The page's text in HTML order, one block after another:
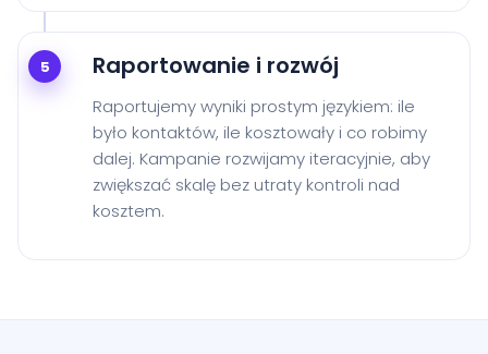
5 Raportowanie i rozwój
Raportujemy wyniki prostym językiem: ile
było kontaktów, ile kosztowały i co robimy
dalej. Kampanie rozwijamy iteracyjnie, aby
zwiększać skalę bez utraty kontroli nad
kosztem.